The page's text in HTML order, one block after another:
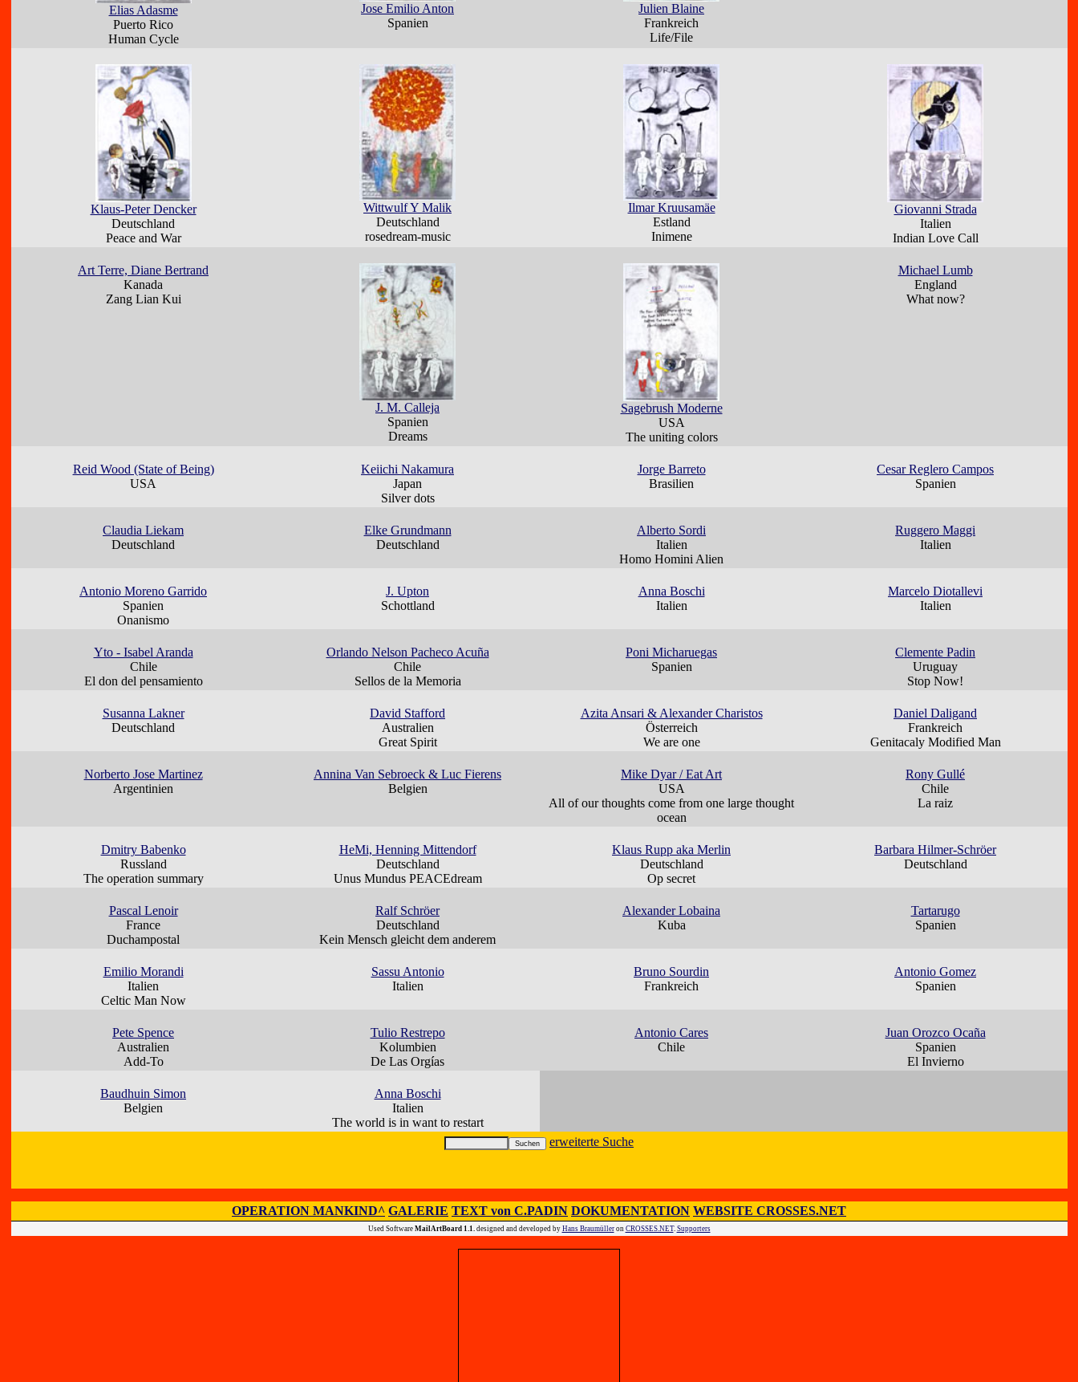
Elias Adasme
Puerto Rico
Human Cycle
Jose Emilio Anton
Spanien
Julien Blaine
Frankreich
Life/File
Klaus-Peter Dencker
Deutschland
Peace and War
Wittwulf Y Malik
Deutschland
rosedream-music
Ilmar Kruusamäe
Estland
Inimene
Giovanni Strada
Italien
Indian Love Call
Art Terre, Diane Bertrand
Kanada
Zang Lian Kui
J. M. Calleja
Spanien
Dreams
Sagebrush Moderne
USA
The uniting colors
Michael Lumb
England
What now?
Reid Wood (State of Being)
USA
Keiichi Nakamura
Japan
Silver dots
Jorge Barreto
Brasilien
Cesar Reglero Campos
Spanien
Claudia Liekam
Deutschland
Elke Grundmann
Deutschland
Alberto Sordi
Italien
Homo Homini Alien
Ruggero Maggi
Italien
Antonio Moreno Garrido
Spanien
Onanismo
J. Upton
Schottland
Anna Boschi
Italien
Marcelo Diotallevi
Italien
Yto - Isabel Aranda
Chile
El don del pensamiento
Orlando Nelson Pacheco Acuña
Chile
Sellos de la Memoria
Poni Micharuegas
Spanien
Clemente Padin
Uruguay
Stop Now!
Susanna Lakner
Deutschland
David Stafford
Australien
Great Spirit
Azita Ansari & Alexander Charistos
Österreich
We are one
Daniel Daligand
Frankreich
Genitacaly Modified Man
Norberto Jose Martinez
Argentinien
Annina Van Sebroeck & Luc Fierens
Belgien
Mike Dyar / Eat Art
USA
All of our thoughts come from one large thought
ocean
Rony Gullé
Chile
La raiz
Dmitry Babenko
Russland
The operation summary
HeMi, Henning Mittendorf
Deutschland
Unus Mundus PEACEdream
Klaus Rupp aka Merlin
Deutschland
Op secret
Barbara Hilmer-Schröer
Deutschland
Pascal Lenoir
France
Duchampostal
Ralf Schröer
Deutschland
Kein Mensch gleicht dem anderem
Alexander Lobaina
Kuba
Tartarugo
Spanien
Emilio Morandi
Italien
Celtic Man Now
Sassu Antonio
Italien
Bruno Sourdin
Frankreich
Antonio Gomez
Spanien
Pete Spence
Australien
Add-To
Tulio Restrepo
Kolumbien
De Las Orgías
Antonio Cares
Chile
Juan Orozco Ocaña
Spanien
El Invierno
Baudhuin Simon
Belgien
Anna Boschi
Italien
The world is in want to restart
erweiterte Suche
OPERATION MANKIND^ GALERIE TEXT von C.PADIN DOKUMENTATION WEBSITE CROSSES.NET
Used Software MailArtBoard 1.1.designed and developed by Hans Braumülleron CROSSES.NET. Supporters